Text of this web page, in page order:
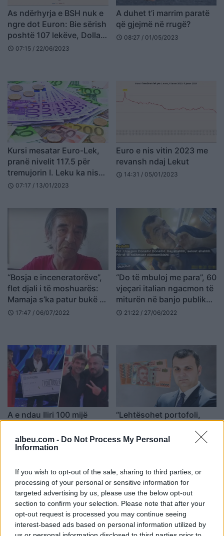
albeu.com - Do Not Process My Personal
Information
If you wish to opt-out of the sale, sharing to third parties, or
processing of your personal or sensitive information for
targeted advertising by us, please use the below opt-out
section to confirm your selection. Please note that after your
opt-out request is processed you may continue seeing
interest-based ads based on personal information utilized by
As ndërhyrja e BSH nuk e
ngre dot Euron: Bie sërish
poshtë 107 lekëve, Dollari
prek vlerën më të ulët në
schedule 07:15 / 22/06/2023
A duhet t’i marrim paratë
që gjejmë në rrugë?
schedule 08:27 / 01/05/2023
Kursi mesatar Euro-Lek,
pranë nivelit 117.5 për
tremujorin I. Leku ka nisur
sërish të fitojë terren…
schedule 07:17 / 13/01/2023
Euro e nis vitin 2023 me
revansh ndaj Lekut
schedule 14:31 / 05/01/2023
“Bosja e inceneratorëve”,
flet djali i të moshuarës:
Mamaja s’ka patur bukë të
hajë
schedule 17:47 / 06/07/2022
“Do të mbuloj me para”, 60
vjeçari italian ngacmon të
miturën në banjo publike:
S’je e vogël
schedule 21:22 / 27/06/2022
A e ndau Iliri 100 mijë
Përgjigjet për herë të parë
këngëtari (FOTO LAJM)
15:43 / 27/04/2022
“Lehtësohet portofoli,
Sejko tregon pse u hodh
të fundit
Rrustemi kërkon marrëveshje
për presidentin: Kosovës nuk i
duhet spektakël në mesnatë